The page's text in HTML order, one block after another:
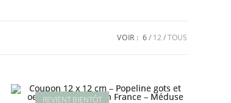
VOIR : 6 12 TOUS